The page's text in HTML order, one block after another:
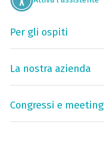
Per gli ospiti
La nostra azienda
Congressi e meeting